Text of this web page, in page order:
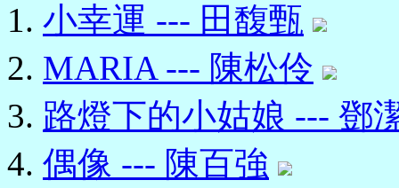
小幸運 --- 田馥甄
MARIA --- 陳松伶
路燈下的小姑娘 --- 鄧
偶像 --- 陳百強